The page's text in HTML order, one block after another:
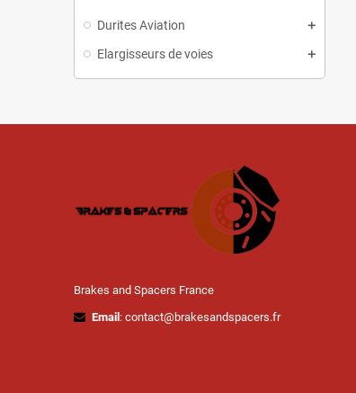
Durites Aviation
Elargisseurs de voies
Brakes and Spacers France
Email : contact@brakesandspacers.fr